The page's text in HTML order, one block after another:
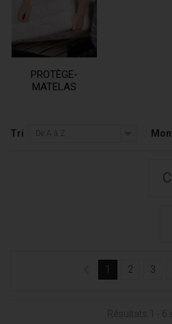
PROTÈGE-
MATELAS
Tri De A à Z
1 2 3
Résultats 1 - 6